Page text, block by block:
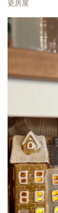
瓷房屋